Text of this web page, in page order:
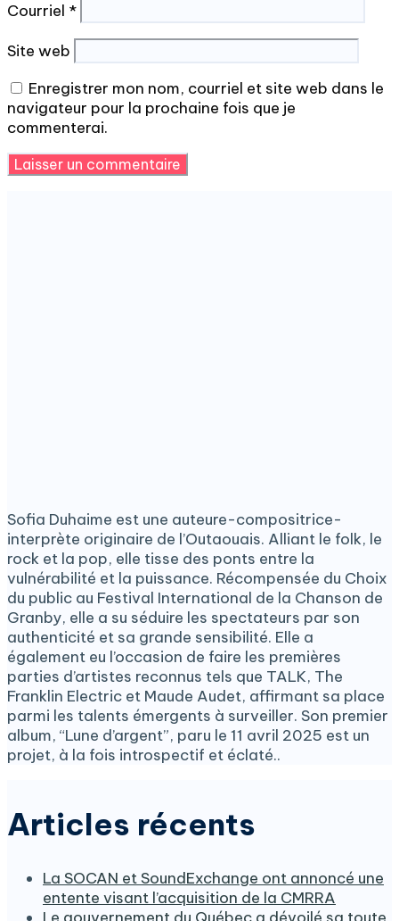
Courriel *
Site web
Enregistrer mon nom, courriel et site web dans le
navigateur pour la prochaine fois que je
commenterai.
Sofia Duhaime est une auteure-compositrice-
interprète originaire de l’Outaouais. Alliant le folk, le
rock et la pop, elle tisse des ponts entre la
vulnérabilité et la puissance. Récompensée du Choix
du public au Festival International de la Chanson de
Granby, elle a su séduire les spectateurs par son
authenticité et sa grande sensibilité. Elle a
également eu l’occasion de faire les premières
parties d’artistes reconnus tels que TALK, The
Franklin Electric et Maude Audet, affirmant sa place
parmi les talents émergents à surveiller. Son premier
album, “Lune d’argent”, paru le 11 avril 2025 est un
projet, à la fois introspectif et éclaté..
Articles récents
La SOCAN et SoundExchange ont annoncé une
entente visant l’acquisition de la CMRRA